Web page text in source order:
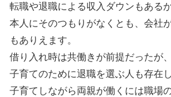
転職や退職による収入ダウンもある
本人にそのつもりがなくとも、会社
もありえます。
借り入れ時は共働きが前提だったが、
子育てのために退職を選ぶ人も存在し
子育てしながら両親が働くには職場の